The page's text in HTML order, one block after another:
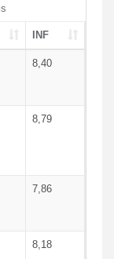
INF
8,40
8,79
7,86
8,18